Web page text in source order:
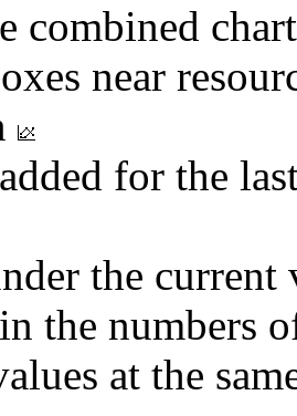
combined
near
for the
the
the numbers
at the